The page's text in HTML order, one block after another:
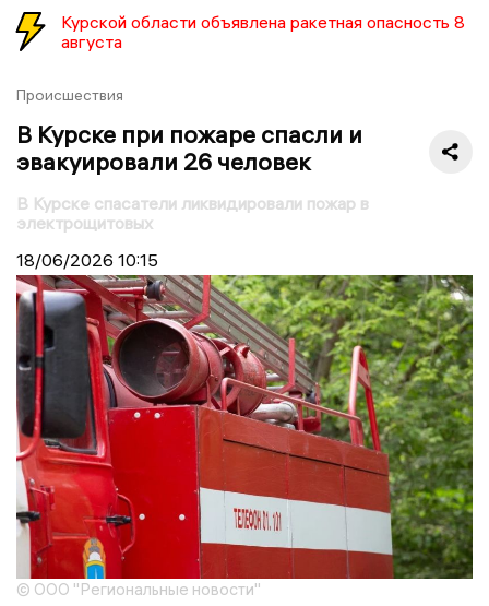
Курской области объявлена ракетная опасность 8
августа
Происшествия
В Курске при пожаре спасли и
эвакуировали 26 человек
В Курске спасатели ликвидировали пожар в
электрощитовых
18/06/2026 10:15
© ООО "Региональные новости"